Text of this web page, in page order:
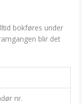
bokføres under
blir det
nr.